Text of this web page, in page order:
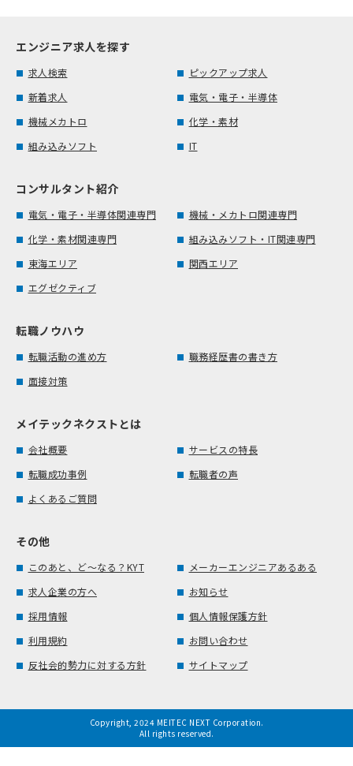
エンジニア求人を探す
求人検索
ピックアップ求人
新着求人
電気・電子・半導体
機械メカトロ
化学・素材
組み込みソフト
IT
コンサルタント紹介
電気・電子・半導体関連専門
機械・メカトロ関連専門
化学・素材関連専門
組み込みソフト・IT関連専門
東海エリア
関西エリア
エグゼクティブ
転職ノウハウ
転職活動の進め方
職務経歴書の書き方
面接対策
メイテックネクストとは
会社概要
サービスの特長
転職成功事例
転職者の声
よくあるご質問
その他
このあと、ど～なる？KYT
メーカーエンジニアあるある
求人企業の方へ
お知らせ
採用情報
個人情報保護方針
利用規約
お問い合わせ
反社会的勢力に対する方針
サイトマップ
Copyright, 2024 MEITEC NEXT Corporation.
All rights reserved.